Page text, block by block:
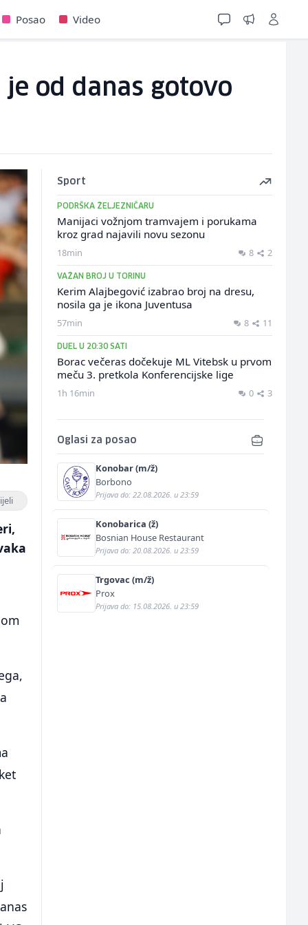
Posao Video
od danas gotovo
Sport
PODRŠKA ŽELJEZNIČARU
Manijaci vožnjom tramvajem i porukama
kroz grad najavili novu sezonu
18min 8 2
VAŽAN BROJ U TORINU
Kerim Alajbegović izabrao broj na dresu,
nosila ga je ikona Juventusa
57min 8 11
DUEL U 20:30 SATI
Borac večeras dočekuje ML Vitebsk u prvom
meču 3. pretkola Konferencijske lige
1h 16min 0 3
Oglasi za posao
Konobar (m/ž)
Borbono
Prijava do: 22.08.2026. u 23:59
Konobarica (ž)
Bosnian House Restaurant
Prijava do: 20.08.2026. u 23:59
Trgovac (m/ž)
Prox
Prijava do: 15.08.2026. u 23:59